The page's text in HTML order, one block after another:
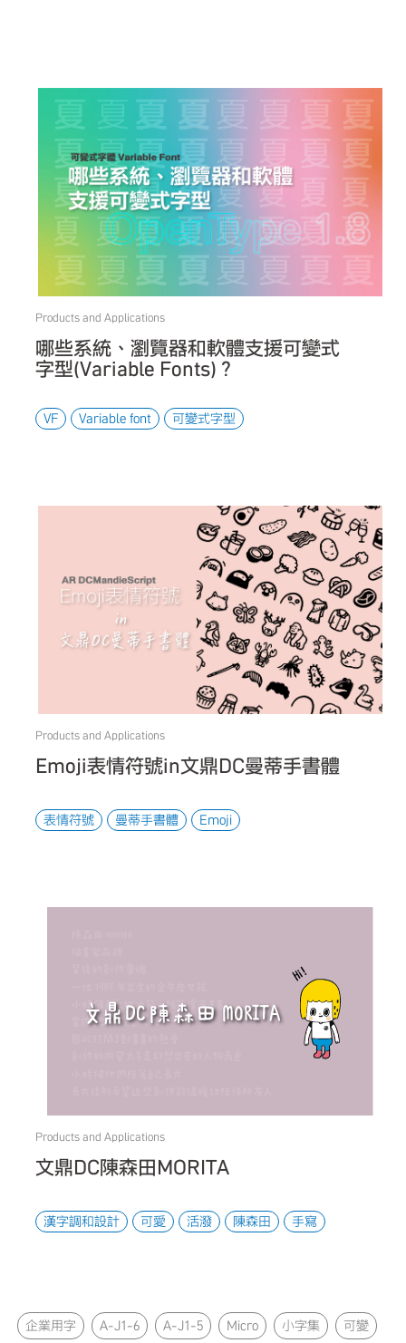
Products and Applications
哪些系統、瀏覽器和軟體支援可變式
字型(Variable Fonts)？
VF Variable font 可變式字型
Products and Applications
Emoji表情符號in文鼎DC曼蒂手書體
表情符號 曼蒂手書體 Emoji
Products and Applications
文鼎DC陳森田MORITA
漢字調和設計 可愛 活潑 陳森田 手寫
企業用字 A-J1-6 A-J1-5 Micro 小字集 可變